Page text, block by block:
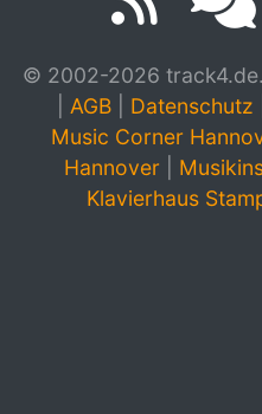
© 2002-2026
AGB Datenschutz
Music Corner
Hannover
Klavierhaus